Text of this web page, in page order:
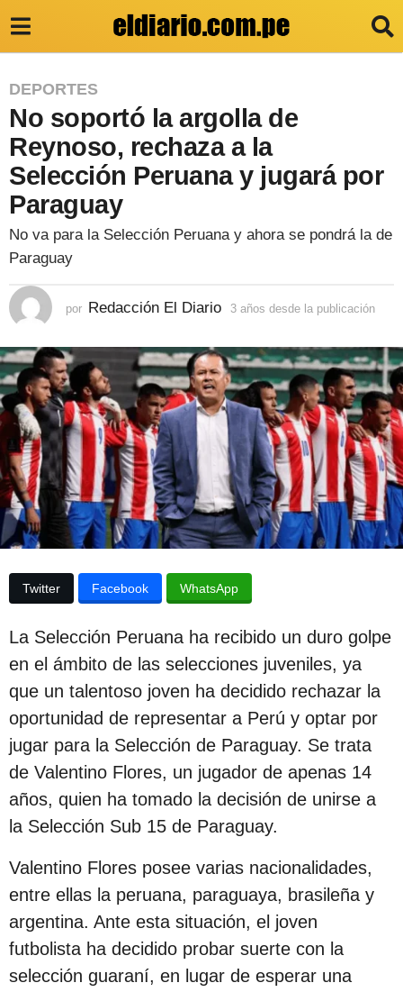
3
a
ñ
o
s
d
e
d
l
a
p
u
b
l
i
c
a
c
i
ó
n
3
a
ñ
o
s
e
s
d
e
l
DEPORTES
No soportó la argolla de
Reynoso, rechaza a la
Selección Peruana y jugará por
Paraguay
No va para la Selección Peruana y ahora se pondrá la de
Paraguay
por Redacción El Diario 3 años desde la publicación
o
s
d
e
s
d
e
a
p
u
b
c
n
Twitter Facebook WhatsApp
La Selección Peruana ha recibido un duro golpe
en el ámbito de las selecciones juveniles, ya
que un talentoso joven ha decidido rechazar la
oportunidad de representar a Perú y optar por
jugar para la Selección de Paraguay. Se trata
de Valentino Flores, un jugador de apenas 14
años, quien ha tomado la decisión de unirse a
la Selección Sub 15 de Paraguay.
Valentino Flores posee varias nacionalidades,
entre ellas la peruana, paraguaya, brasileña y
argentina. Ante esta situación, el joven
futbolista ha decidido probar suerte con la
selección guaraní, en lugar de esperar una